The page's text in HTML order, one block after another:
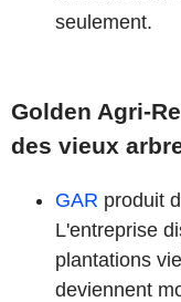
seulement.
Golden Agri-
des vieux
GAR produit
L'entreprise
plantations
deviennent